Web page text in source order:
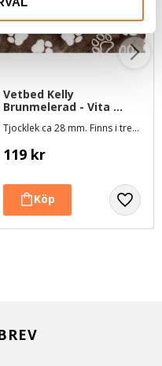
Vetbed Kelly
Brunmelerad - Vita
Tjocklek ca 28 mm. Finns i tre storlekar
119 kr